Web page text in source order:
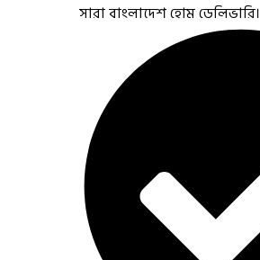
সারা বাংলাদেশ হোম ডেলিভারি।